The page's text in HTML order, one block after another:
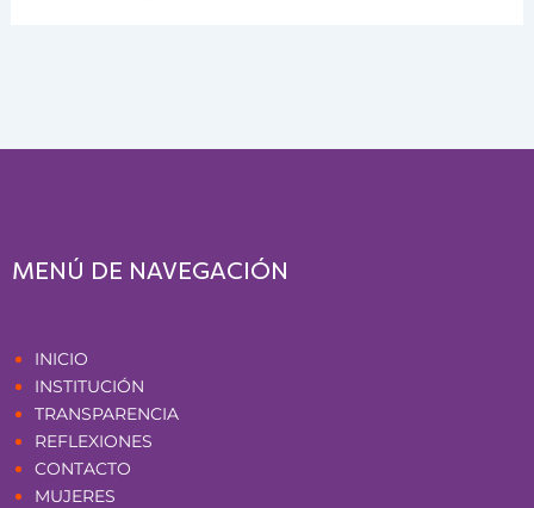
MENÚ DE NAVEGACIÓN
INICIO
INSTITUCIÓN
TRANSPARENCIA
REFLEXIONES
CONTACTO
MUJERES